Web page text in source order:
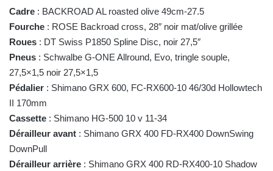
Cadre : BACKROAD AL roasted olive 49cm-27.5
Fourche : ROSE Backroad cross, 28″ noir mat/olive grillée
Roues : DT Swiss P1850 Spline Disc, noir 27,5″
Pneus : Schwalbe G-ONE Allround, Evo, tringle souple,
27,5×1,5 noir 27,5×1,5
Pédalier : Shimano GRX 600, FC-RX600-10 46/30d Hollowtech
II 170mm
Cassette : Shimano HG-500 10 v 11-34
Dérailleur avant : Shimano GRX 400 FD-RX400 DownSwing
DownPull
Dérailleur arrière : Shimano GRX 400 RD-RX400-10 Shadow